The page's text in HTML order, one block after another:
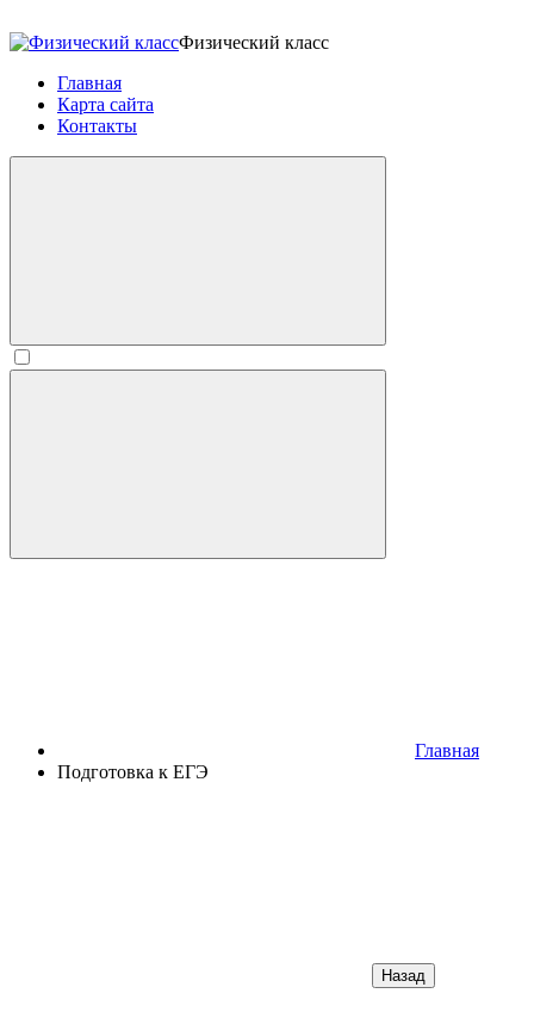
Физический класс
Главная
Карта сайта
Контакты
Главная
Подготовка к ЕГЭ
Назад